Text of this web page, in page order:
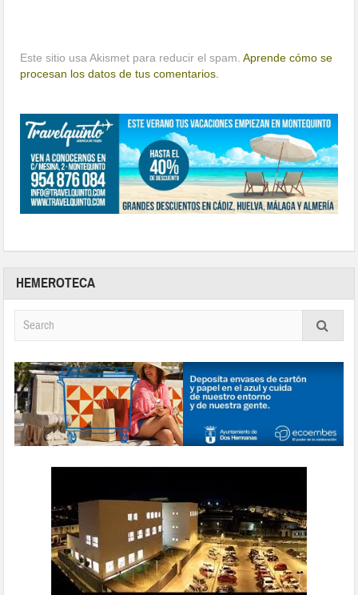
Este sitio usa Akismet para reducir el spam.Aprende cómo se
procesan los datos de tus comentarios.
HEMEROTECA